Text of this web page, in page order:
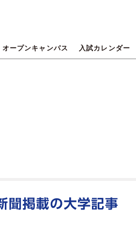
オープンキャンパス 入試カレンダー